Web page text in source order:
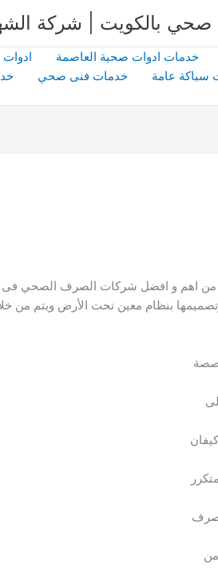
خدمات ادوات صحية العاصمة
سباكة عامة خدمات فنى صحي
من اهم و افضل شركات الصرف الصحي فى
بنظام معين تحت الأرض ويتم من